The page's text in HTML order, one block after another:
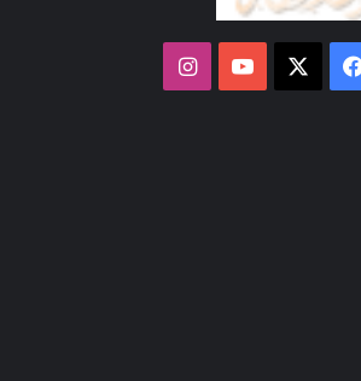
فيسبوك ‫YouTubeانستقرام